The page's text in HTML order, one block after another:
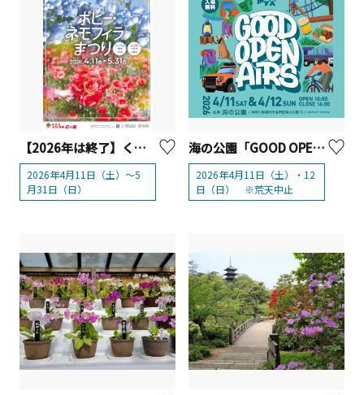
【2026年は終了】くりはま花の国 「ポピー・ネモフィラまつり」2026【横須賀市】
2026年4月11日（土）～5
月31日（日）
海の公園「GOOD OPEN AIRS 2026（グッドオープンエアズ 2026）」【横浜市】
2026年4月11日（土）・12
日（日） ※荒天中止